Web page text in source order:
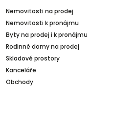
Nemovitosti na prodej
Nemovitosti k pronájmu
Byty na prodej i k pronájmu
Rodinné domy na prodej
Skladové prostory
Kanceláře
Obchody